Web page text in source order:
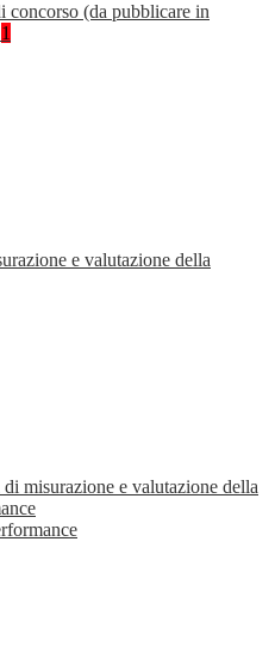
concorso (da pubblicare in
1
e valutazione della
di misurazione e valutazione della